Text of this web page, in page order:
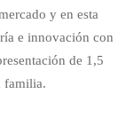
y en esta
e innovación con
de 1,5
familia.